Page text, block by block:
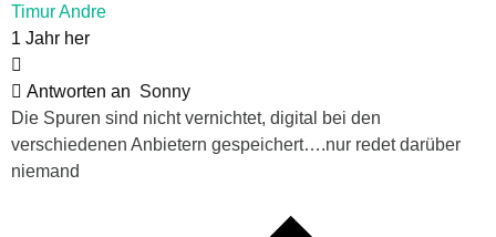
Timur Andre
1 Jahr her
Antworten an Sonny
Die Spuren sind nicht vernichtet, digital bei den
verschiedenen Anbietern gespeichert….nur redet darüber
niemand